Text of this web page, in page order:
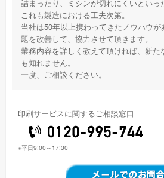
詰まったり、ミシンが切れにくいといっ
これも製造における工夫次第。
当社は50年以上携わってきたノウハウ
題を改善して、協力させて頂きます。
業務内容を詳しく教えて頂ければ、新
も知れません。
一度、ご相談ください。
印刷サービスに関するご相談窓口
※平日9:00～17:30